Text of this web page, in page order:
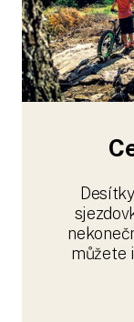
můžete